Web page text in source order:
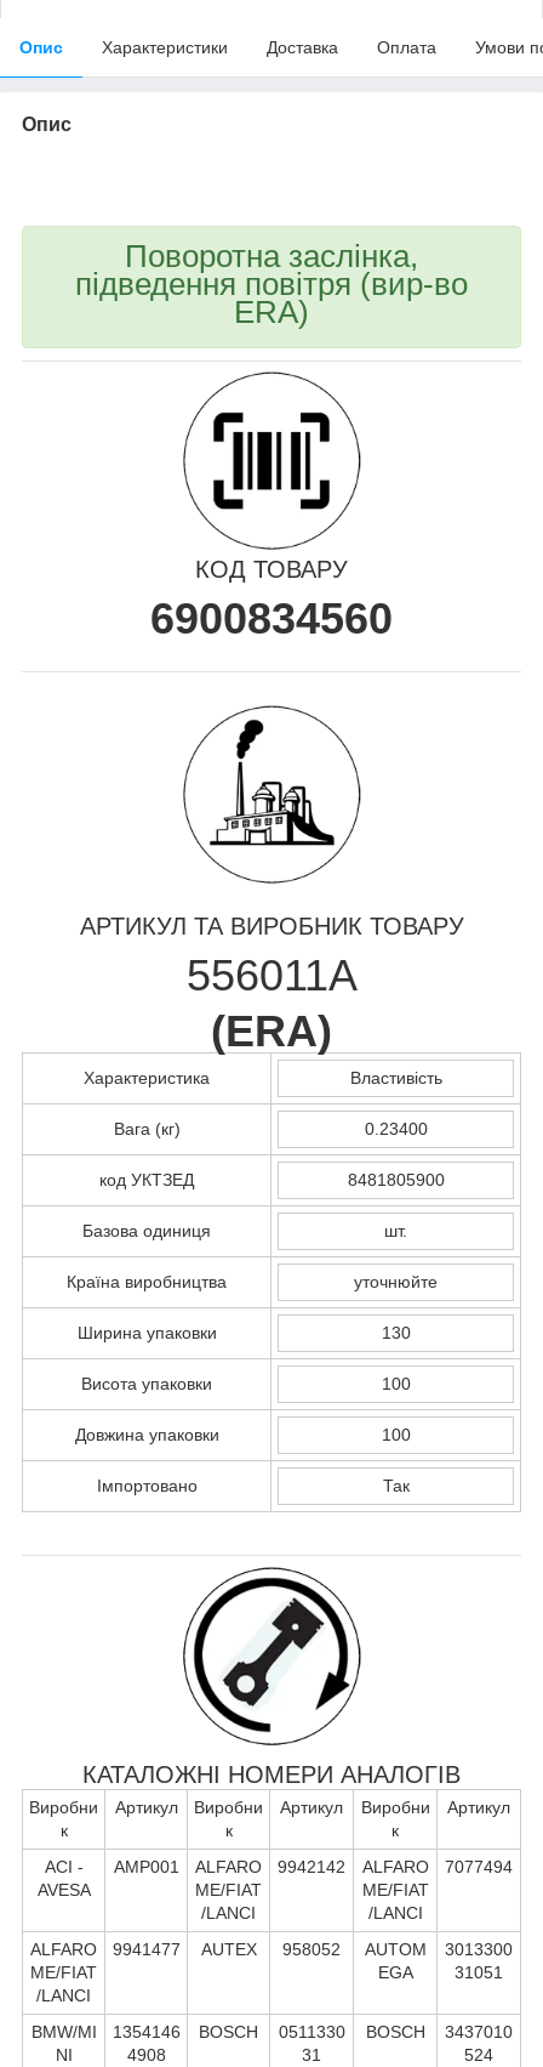
Опис Характеристики Доставка Оплата Умови
Опис
Поворотна заслінка,
підведення повітря (вир-во
ERA)
КОД ТОВАРУ
6900834560
АРТИКУЛ ТА ВИРОБНИК ТОВАРУ
556011A
(ERA)
Характеристика Властивість
Вага (кг) 0.23400
код УКТЗЕД 8481805900
Базова одиниця шт.
Країна виробництва уточнюйте
Ширина упаковки 130
Висота упаковки 100
Довжина упаковки 100
Імпортовано Так
КАТАЛОЖНІ НОМЕРИ АНАЛОГІВ
Виробни
к
Артикул
Виробни
к
Артикул
Виробни
к
Артикул
ACI -
AVESA
AMP001
ALFARO
ME/FIAT
/LANCI
9942142
ALFARO
ME/FIAT
/LANCI
7077494
ALFARO
ME/FIAT
/LANCI
9941477 AUTEX 958052
AUTOM
EGA
3013300
31051
BMW/MI
NI
1354146
4908
BOSCH
0511330
31
BOSCH
3437010
524